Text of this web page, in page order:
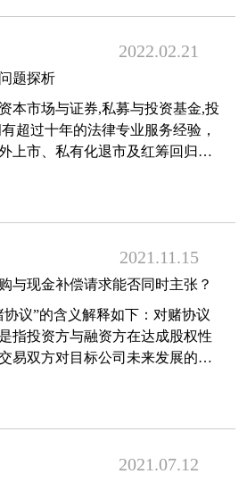
21
2022.02
题探析
本市场与证券,私募与投资基金,投
超过十年的法律专业服务经验，
上市、私有化退市及红筹回归、
15
2021.11
与现金补偿请求能否同时主张？
协议”的含义解释如下：对赌协议
指投资方与融资方在达成股权性
易双方对目标公司未来发展的不
12
2021.07